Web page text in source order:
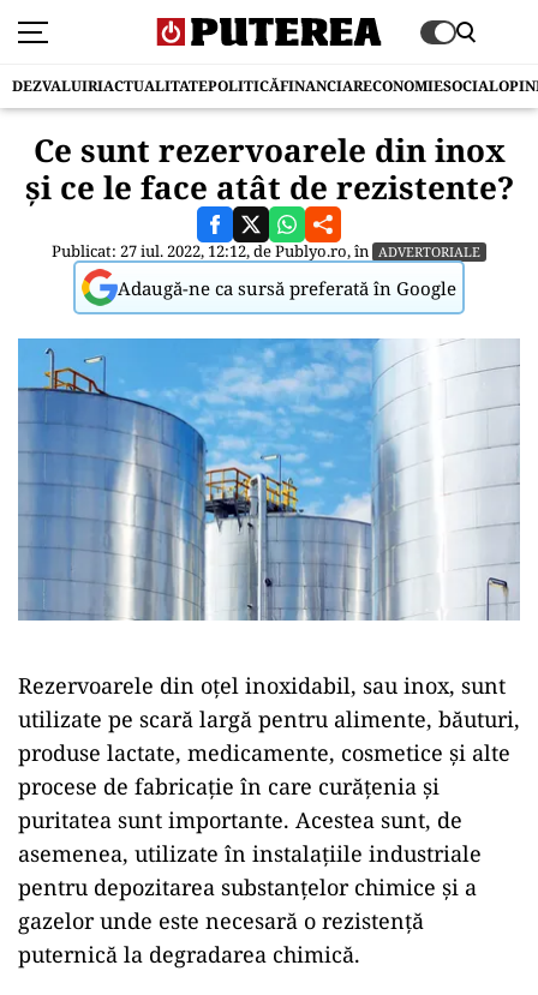
DEZVALUIRIACTUALITATEPOLITICĂFINANCIARECONOMIESOCIAL
Ce sunt rezervoarele din inox
și ce le face atât de rezistente?
Publicat: 27 iul. 2022, 12:12, dePublyo.ro, în ADVERTORIALE
Adaugă-ne ca sursă preferată în Google
Rezervoarele din oțel inoxidabil, sau inox, sunt
utilizate pe scară largă pentru alimente, băuturi,
produse lactate, medicamente, cosmetice și alte
procese de fabricație în care curățenia și
puritatea sunt importante. Acestea sunt, de
asemenea, utilizate în instalațiile industriale
pentru depozitarea substanțelor chimice și a
gazelor unde este necesară o rezistență
puternică la degradarea chimică.